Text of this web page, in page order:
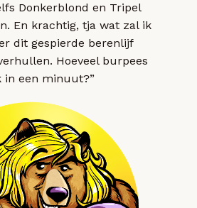
Donkerblond en Tripel
En krachtig, tja wat zal ik
dit gespierde berenlijf
Hoeveel burpees
in een minuut?”